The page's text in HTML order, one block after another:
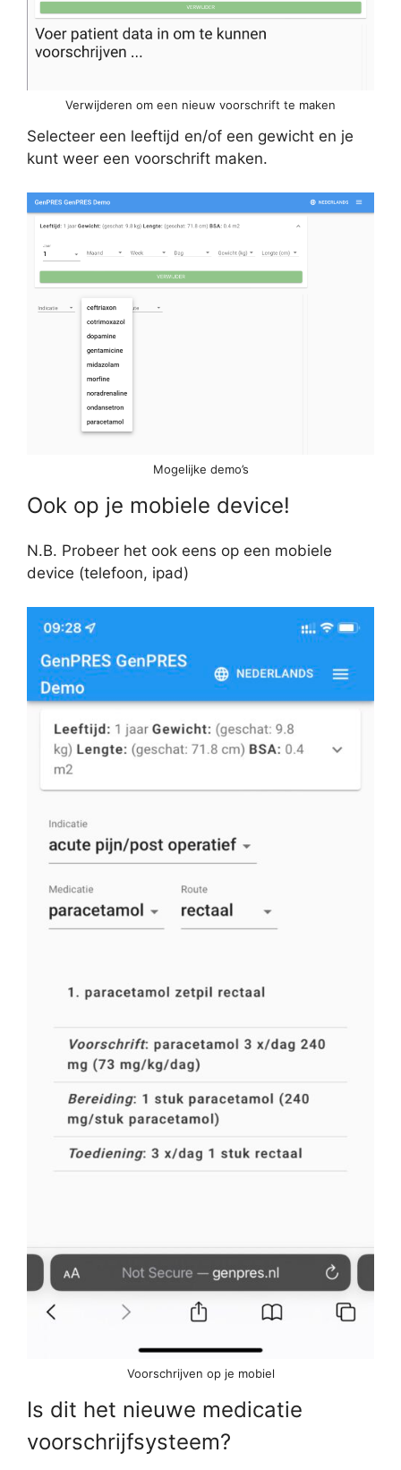
Verwijderen om een nieuw voorschrift te maken
Selecteer een leeftijd en/of een gewicht en je
kunt weer een voorschrift maken.
Mogelijke demo’s
Ook op je mobiele device!
N.B. Probeer het ook eens op een mobiele
device (telefoon, ipad)
Voorschrijven op je mobiel
Is dit het nieuwe medicatie
voorschrijfsysteem?